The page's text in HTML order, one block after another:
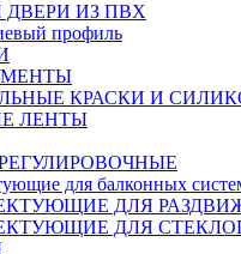
ДВЕРИ ИЗ ПВХ
профиль
КРАСКИ И
ЛЕНТЫ
для балконных
ДЛЯ
ДЛЯ